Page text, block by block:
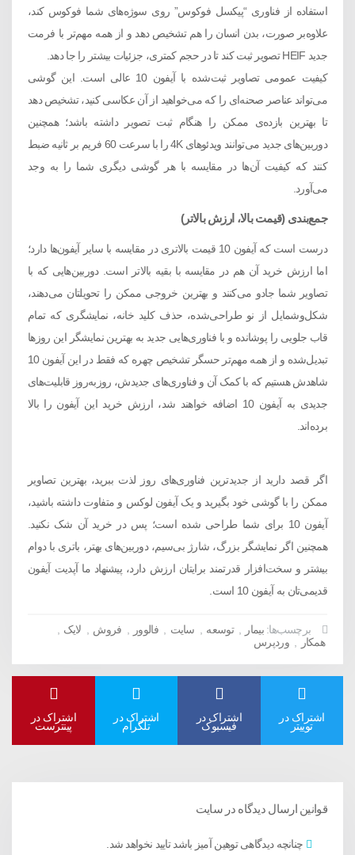
استفاده از فناوری “پیکسل فوکوس” روی سوژه‌های شما فوکوس کند،
علاوه‌بر صورت، بدن انسان را هم تشخیص دهد و از همه مهم‌تر با فرمت‌
جدید HEIF تصویر ثبت کند تا در حجم کمتری، جزئیات بیشتر را جا دهد.
کیفیت عمومی تصاویر ثبت‌شده با آیفون 10 عالی است. این گوشی
می‌تواند عناصر صحنه‌ای را که می‌خواهید از آن عکاسی کنید، تشخیص دهد
تا بهترین بازده‌ی ممکن را هنگام ثبت تصویر داشته باشد؛ همچنین
دوربین‌های جدید می‌توانند ویدئوهای 4K را با سرعت 60 فریم بر ثانیه ضبط
کنند که کیفیت آن‌ها در مقایسه با هر گوشی دیگری شما را به وجد
می‌آورد.
جمع‌بندی (قیمت بالا، ارزش بالاتر)
درست است که آیفون 10 قیمت بالاتری در مقایسه با سایر آیفون‌ها دارد؛
اما ارزش خرید آن هم در مقایسه با بقیه‌ بالاتر است. دوربین‌هایی که با
تصاویر شما جادو می‌کنند و بهترین خروجی ممکن را تحویلتان می‌دهند،
شکل‌وشمایل از نو طراحی‌شده، حذف کلید خانه، نمایشگری که تمام
قاب جلویی را پوشانده و با فناوری‌هایی جدید به بهترین نمایشگر این روزها
تبدیل‌شده و از همه مهم‌تر حسگر تشخیص چهره که فقط در این آیفون 10
شاهدش هستیم که با کمک آن و فناوری‌های جدیدش، روزبه‌روز قابلیت‌های
جدیدی به آیفون 10 اضافه خواهند شد، ارزش خرید این آیفون را بالا
برده‌اند.
اگر قصد دارید از جدیدترین فناوری‌های روز لذت ببرید، بهترین تصاویر
ممکن را با گوشی خود بگیرید و یک آیفون لوکس و متفاوت داشته باشید،
آیفون 10 برای شما طراحی‌ شده است؛ پس در خرید آن شک نکنید.
همچنین اگر نمایشگر بزرگ، شارژ بی‌سیم، دوربین‌های بهتر، باتری با دوام
بیشتر و سخت‌افزار قدرتمند برایتان ارزش دارد، پیشنهاد ما آپدیت آیفون
قدیمی‌تان به آیفون 10 است.
برچسب‌ها: بیمار توسعه سایت فالوور فروش لایک
همکار
وردپرس
اشتراک در
توییتر
اشتراک در
فیسبوک
اشتراک در
تلگرام
اشتراک در
پینترست
قوانین ارسال دیدگاه در سایت
چنانچه دیدگاهی توهین آمیز باشد تایید نخواهد شد.